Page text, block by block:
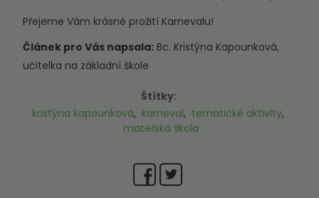
Přejeme Vám krásné prožití Karnevalu!
Článek pro Vás napsala: Bc. Kristýna Kapounková,
učitelka na základní škole
Štítky:
kristýna kapounková, karneval, tematické aktivity,
mateřská škola